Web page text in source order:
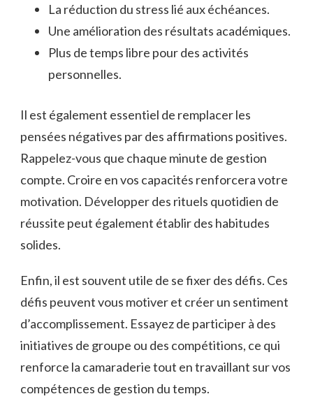
La réduction du stress lié aux échéances.
Une amélioration des résultats académiques.
Plus de temps libre pour des activités
personnelles.
Il est également essentiel de remplacer les
pensées négatives par des affirmations positives.
Rappelez-vous que chaque minute de gestion
compte. Croire en vos capacités renforcera votre
motivation. Développer des rituels quotidien de
réussite peut également établir des habitudes
solides.
Enfin, il est souvent utile de se fixer des défis. Ces
défis peuvent vous motiver et créer un sentiment
d’accomplissement. Essayez de participer à des
initiatives de groupe ou des compétitions, ce qui
renforce la camaraderie tout en travaillant sur vos
compétences de gestion du temps.